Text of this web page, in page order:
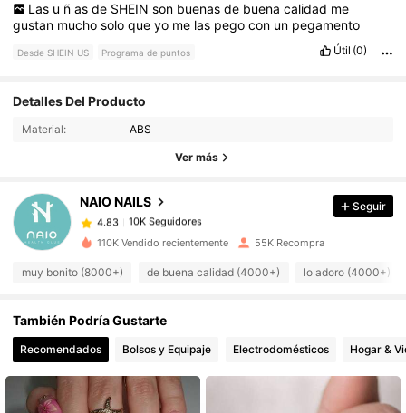
Las u ñ as de SHEIN son buenas de buena calidad me
gustan muchosoloqueyo me las pegocon un pegamento
Desde SHEIN US Programa de puntos Útil (0)
Detalles Del Producto
Material: ABS
Ver más
NAIO NAILS
4.83 10K Seguidores
10K Seguidores
4.83 10K Seguidores
4.83 10K Seguidores
4.83
4.83 10K Seguidores
Seguir
110K Vendido recientemente 55K Recompra
muy bonito (8000+) de buena calidad (4000+) lo adoro (4000+)
También Podría Gustarte
Recomendados Bolsos y Equipaje Electrodomésticos Hogar &